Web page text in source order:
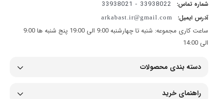
شماره تماس: 33938022 - 33938021
آدرس ایمیل: arkabast.ir@gmail.com
ساعت کاری مجموعه: شنبه تا چهارشنبه 9:00 الی 19:00 پنج شنبه ها 9:00
الی 14:00
دسته بندی محصولات
راهنمای خرید